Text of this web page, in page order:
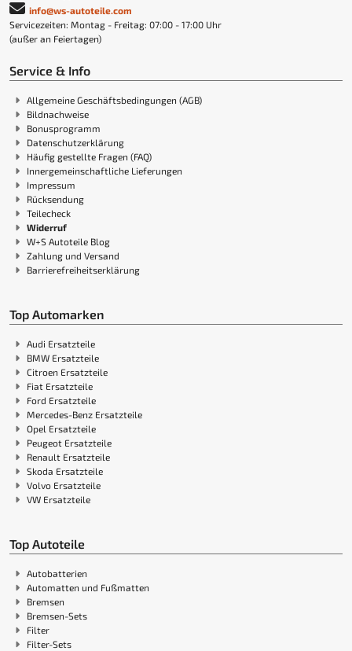
info@ws-autoteile.com
Servicezeiten: Montag - Freitag: 07:00 - 17:00 Uhr
(außer an Feiertagen)
Service & Info
Allgemeine Geschäftsbedingungen (AGB)
Bildnachweise
Bonusprogramm
Datenschutzerklärung
Häufig gestellte Fragen (FAQ)
Innergemeinschaftliche Lieferungen
Impressum
Rücksendung
Teilecheck
Widerruf
W+S Autoteile Blog
Zahlung und Versand
Barrierefreiheitserklärung
Top Automarken
Audi Ersatzteile
BMW Ersatzteile
Citroen Ersatzteile
Fiat Ersatzteile
Ford Ersatzteile
Mercedes-Benz Ersatzteile
Opel Ersatzteile
Peugeot Ersatzteile
Renault Ersatzteile
Skoda Ersatzteile
Volvo Ersatzteile
VW Ersatzteile
Top Autoteile
Autobatterien
Automatten und Fußmatten
Bremsen
Bremsen-Sets
Filter
Filter-Sets